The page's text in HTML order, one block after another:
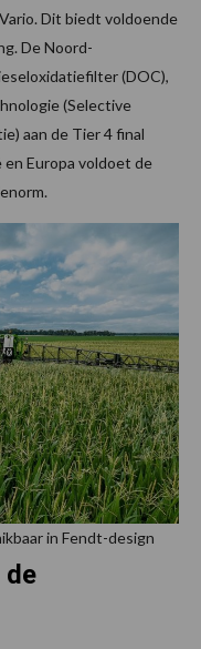
Dit biedt voldoende
De Noord-
(DOC),
(Selective
aan de Tier 4 final
Europa voldoet de
in Fendt-design
de